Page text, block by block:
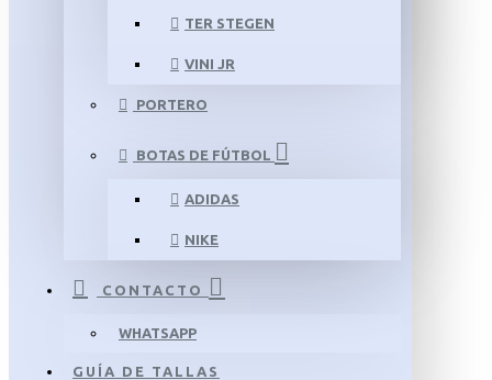
TER STEGEN
VINI JR
PORTERO
BOTAS DE FÚTBOL
ADIDAS
NIKE
CONTACTO
WHATSAPP
GUÍA DE TALLAS